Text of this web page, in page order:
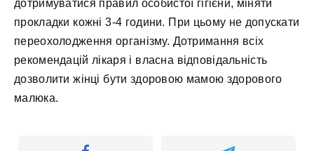
дотримуватися правил особистої гігієни, міняти
прокладки кожні 3-4 години. При цьому не допускати
переохолодження організму. Дотримання всіх
рекомендацій лікаря і власна відповідальність
дозволити жінці бути здоровою мамою здорового
малюка.